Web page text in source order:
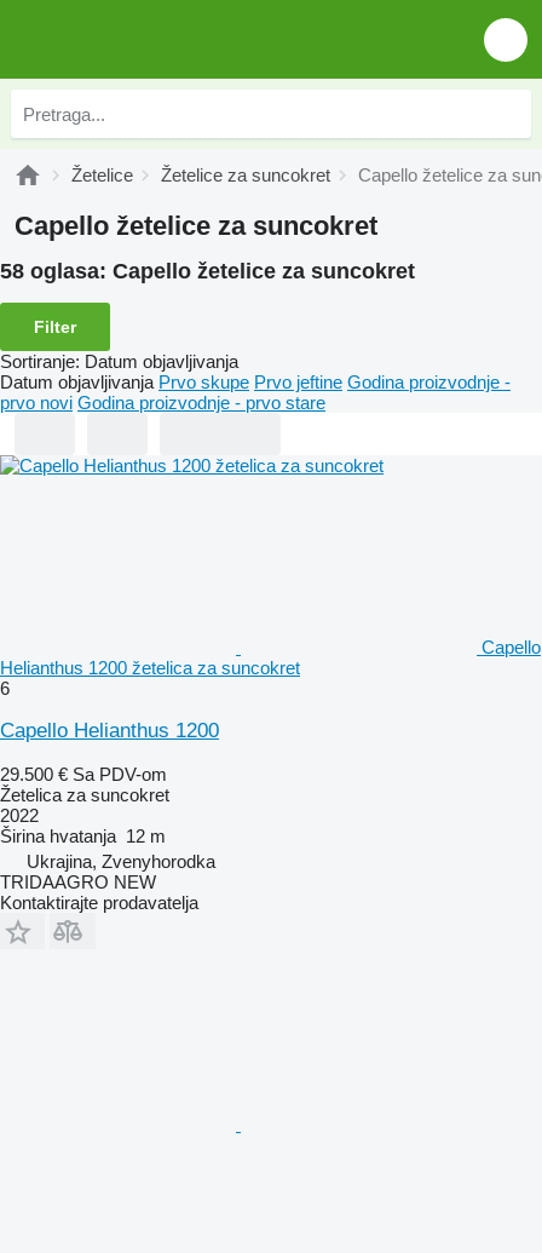
Žetelice Žetelice za suncokret Capello žetelice za
Capello žetelice za suncokret
58 oglasa: Capello žetelice za suncokret
Filter
Sortiranje: Datum objavljivanja
Datum objavljivanja Prvo skupe Prvo jeftine Godina proizvodnje -
prvo novi Godina proizvodnje - prvo stare
Capello
Helianthus 1200 žetelica za suncokret
6
Capello Helianthus 1200
29.500 € Sa PDV-om
Žetelica za suncokret
2022
Širina hvatanja 12 m
Ukrajina, Zvenyhorodka
TRIDAAGRO NEW
Kontaktirajte prodavatelja